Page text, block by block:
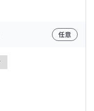
任意